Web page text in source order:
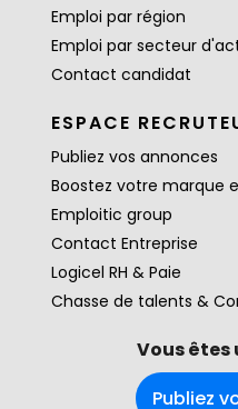
Emploi par région
Emploi par secteur
Contact candidat
ESPACE
Publiez vos annonces
Boostez votre marque
Emploitic group
Contact Entreprise
Logicel RH & Paie
Chasse de talents &
Vous êtes
Publiez